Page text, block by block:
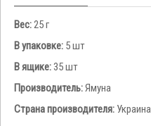
Вес: 25 г
В упаковке: 5 шт
В ящике:35 шт
Производитель:Ямуна
Страна производителя: Украина